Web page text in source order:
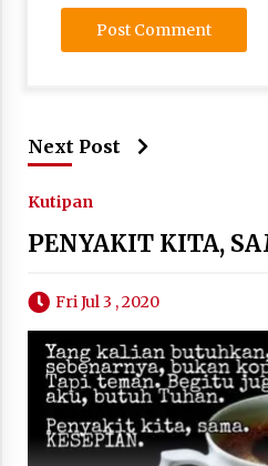
Next Post
Kutipan
PENYAKIT KITA,
Fri Jul 3 , 2020